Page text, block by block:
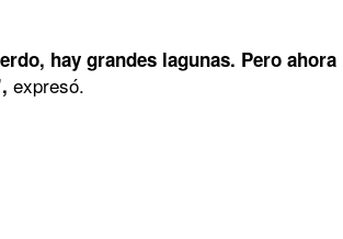
hay grandes lagunas. Pero
expresó.